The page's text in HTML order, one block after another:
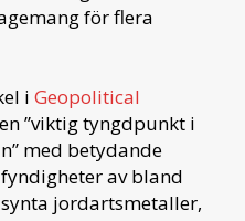
för flera
i Geopolitical
”viktig tyngdpunkt i
med betydande
av bland
jordartsmetaller,